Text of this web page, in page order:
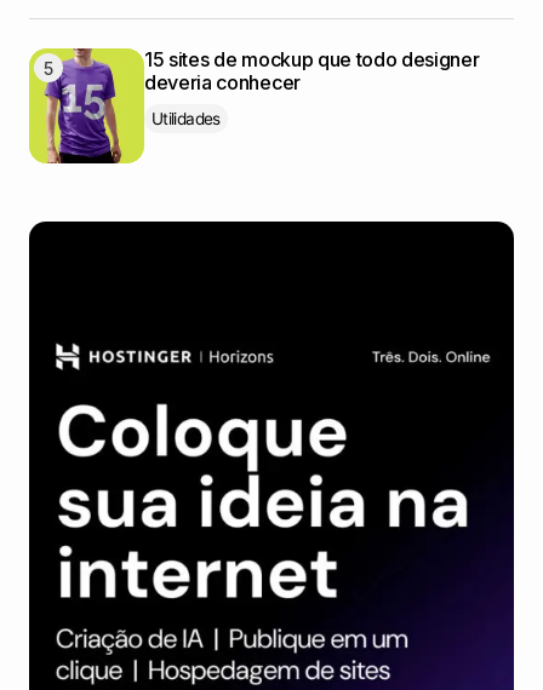
15 sites de mockup que todo designer
deveria conhecer
Utilidades